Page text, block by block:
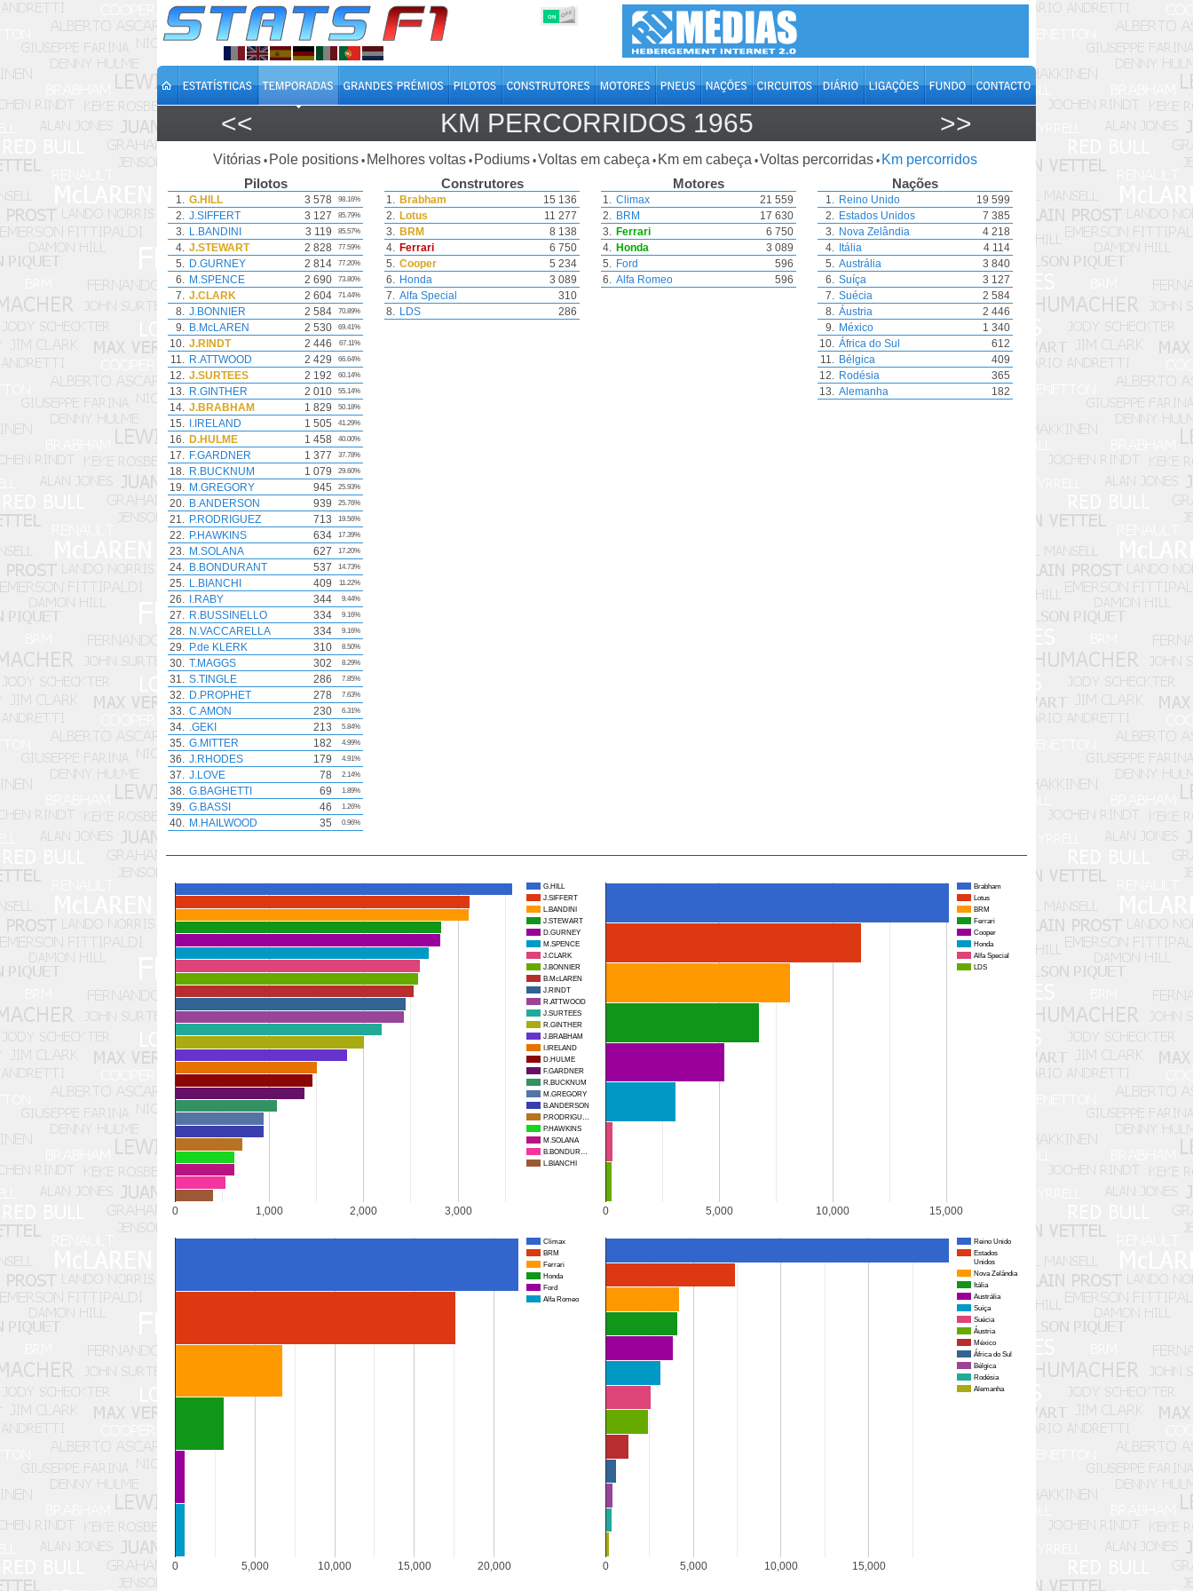
ON OFF
<< KM PERCORRIDOS 1965 >>
Vitórias • Pole positions • Melhores voltas • Podiums •Voltas em cabeça • Km em cabeça •Voltas percorridas • Km percorridos
Pilotos
1. G.HILL 3 578 98.16%
2. J.SIFFERT 3 127 85.79%
3. L.BANDINI 3 119 85.57%
4. J.STEWART 2 828 77.59%
5. D.GURNEY 2 814 77.20%
6. M.SPENCE 2 690 73.80%
7. J.CLARK 2 604 71.44%
8. J.BONNIER 2 584 70.89%
9. B.McLAREN 2 530 69.41%
10. J.RINDT 2 446 67.11%
11. R.ATTWOOD 2 429 66.64%
12. J.SURTEES 2 192 60.14%
13. R.GINTHER 2 010 55.14%
14. J.BRABHAM 1 829 50.18%
15. I.IRELAND 1 505 41.29%
16. D.HULME 1 458 40.00%
17. F.GARDNER 1 377 37.78%
18. R.BUCKNUM 1 079 29.60%
19. M.GREGORY 945 25.93%
20. B.ANDERSON 939 25.76%
21. P.RODRIGUEZ 713 19.56%
22. P.HAWKINS 634 17.39%
23. M.SOLANA 627 17.20%
24. B.BONDURANT 537 14.73%
25. L.BIANCHI 409 11.22%
26. I.RABY 344 9.44%
27. R.BUSSINELLO 334 9.16%
28. N.VACCARELLA 334 9.16%
29. P.de KLERK 310 8.50%
30. T.MAGGS 302 8.29%
31. S.TINGLE 286 7.85%
32. D.PROPHET 278 7.63%
33. C.AMON 230 6.31%
34. .GEKI 213 5.84%
35. G.MITTER 182 4.99%
36. J.RHODES 179 4.91%
37. J.LOVE 78 2.14%
38. G.BAGHETTI 69 1.89%
39. G.BASSI 46 1.26%
40. M.HAILWOOD 35 0.96%
Construtores
1. Brabham
15 136
2. Lotus
11 277
3. BRM
8 138
4. Ferrari
6 750
5. Cooper
5 234
6. Honda
3 089
7. Alfa Special
310
8. LDS 286
Motores
1. Climax
21 559
2. BRM
17 630
3. Ferrari
6 750
4. Honda
3 089
5. Ford
596
6. Alfa Romeo 596
Nações
1. Reino Unido
19 599
2. Estados Unidos
7 385
3. Nova Zelândia
4 218
4. Itália
4 114
5. Austrália
3 840
6. Suíça
3 127
7. Suécia
2 584
8. Áustria
2 446
9. México
1 340
10. África do Sul
612
11. Bélgica
409
12. Rodésia
365
13. Alemanha 182
G.HILL
J.SIFFERT
L.BANDINI
J.STEWART
D.GURNEY
M.SPENCE
J.CLARK
J.BONNIER
B.McLAREN
J.RINDT
R.ATTWOOD
J.SURTEES
R.GINTHER
J.BRABHAM
I.IRELAND
D.HULME
F.GARDNER
R.BUCKNUM
M.GREGORY
B.ANDERSON
P.RODRIGU…
P.HAWKINS
M.SOLANA
B.BONDUR…
L.BIANCHI
0 1,000 2,000 3,000
Brabham
Lotus
BRM
Ferrari
Cooper
Honda
Alfa Special
LDS
0 5,000 10,000
15,000
Climax
BRM
Ferrari
Honda
Ford
Alfa Romeo
0 5,000 10,000 15,000 20,000
Reino Unido
Estados
Unidos
Nova Zelândia
Itália
Austrália
Suíça
Suécia
Áustria
México
África do Sul
Bélgica
Rodésia
Alemanha
0 5,000 10,000 15,000